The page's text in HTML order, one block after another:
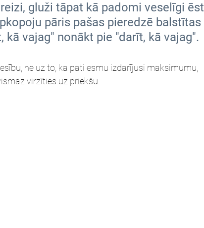
gluži tāpat kā padomi veselīgi ēst
pāris pašas pieredzē balstītas
kā vajag" nonākt pie "darīt, kā vajag".
ne uz to, ka pati esmu izdarījusi maksimumu,
virzīties uz priekšu.